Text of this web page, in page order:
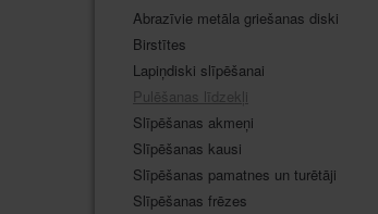
Abrazīvie metāla griešanas diski
Birstītes
Lapiņdiski slīpēšanai
Pulēšanas līdzekļi
Slīpēšanas akmeņi
Slīpēšanas kausi
Slīpēšanas pamatnes un turētāji
Slīpēšanas frēzes